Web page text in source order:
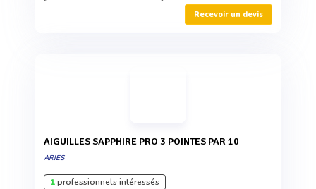
Recevoir un devis
AIGUILLES SAPPHIRE PRO 3 POINTES PAR 10
ARIES
1professionnels intéressés